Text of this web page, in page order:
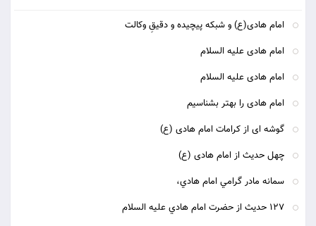
امام هادی(ع) و شبکه پیچیده و دقیقِ وکالت
امام هادی علیه السلام
امام هادی علیه السلام
امام هادی را بهتر بشناسیم
گوشه ای از کرامات امام هادی (ع)
چهل حدیث از امام هادی (ع)
سمانه مادر گرامي امام هادي،
127 حديث از حضرت امام هادي عليه السلام